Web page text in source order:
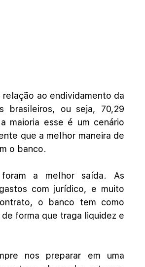
ao endividamento da
brasileiros, ou seja, 70,29
maioria esse é um cenário
que a melhor maneira de
o banco.
a melhor saída. As
com jurídico, e muito
o banco tem como
forma que traga liquidez e
nos preparar em uma